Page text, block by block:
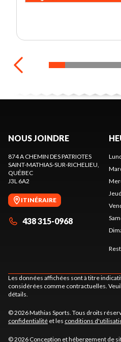
NOUS JOINDRE
874 A CHEMIN DES PATRIOTES
SAINT-MATHIAS-SUR-RICHELIEU
QUÉBEC
J3L 6A2
ITINÉRAIRE
438 315-0968
Les données affichées sont à titre
considérées comme contractuelles.
détails.
© 2026 Mathias Sports. Tous droits
confidentialité et les conditions
© 2026 Conception et hébergement de